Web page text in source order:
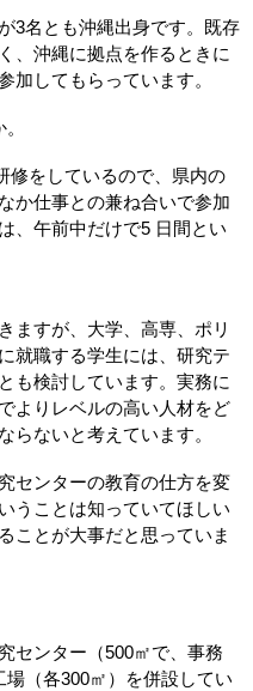
3名とも沖縄出身です。既存
、沖縄に拠点を作るときに
加してもらっています。
修をしているので、県内の
か仕事との兼ね合いで参加
、午前中だけで5 日間とい
ますが、大学、高専、ポリ
就職する学生には、研究テ
も検討しています。実務に
よりレベルの高い人材をど
らないと考えています。
センターの教育の仕方を変
うことは知っていてほしい
ことが大事だと思っていま
センター（500㎡で、事務
（各300㎡）を併設してい